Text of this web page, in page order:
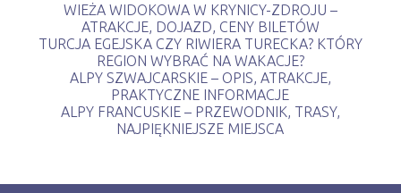
WIEŻA WIDOKOWA W KRYNICY-ZDROJU –
ATRAKCJE, DOJAZD, CENY BILETÓW
TURCJA EGEJSKA CZY RIWIERA TURECKA? KTÓRY
REGION WYBRAĆ NA WAKACJE?
ALPY SZWAJCARSKIE – OPIS, ATRAKCJE,
PRAKTYCZNE INFORMACJE
ALPY FRANCUSKIE – PRZEWODNIK, TRASY,
NAJPIĘKNIEJSZE MIEJSCA